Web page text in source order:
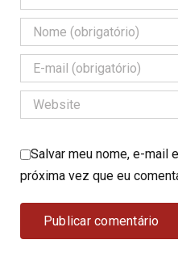
Salvar meu nome, e-mail
próxima vez que eu